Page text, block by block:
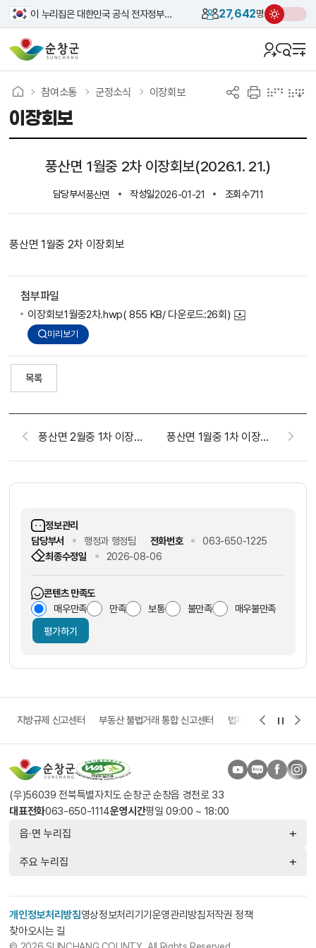
이 누리집은 대한민국 공식 전자정부 누리집입니다. 27,642명
이장회보
참여소통 군정소식 이장회보
풍산면 1월중 2차 이장회보(2026.1. 21.)
담당부서풍산면 작성일2026-01-21 조회수711
풍산면 1월중 2차 이장회보
첨부파일
이장회보1월중2차.hwp( 855 KB/ 다운로드:26회)
미리보기
목록
풍산면 2월중 1차 이장회보(2026.2. 4.) 풍산면 1월중 1차 이장회보(2026.1. 7.)
정보관리
담당부서
행정과 행정팀 전화번호
063-650-1225
최종수정일
2026-08-06
콘텐츠 만족도
매우만족
만족 보통 불만족 매우불만족
평가하기
지방규제 신고센터 부동산 불법거래 통합 신고센터 법제처 보다나은 정부
(우)56039 전북특별자치도 순창군 순창읍 경천로 33
대표전화063-650-1114운영시간평일 09:00 ~ 18:00
읍·면 누리집
주요 누리집
개인정보처리방침영상정보처리기기운영관리방침저작권 정책
찾아오시는 길